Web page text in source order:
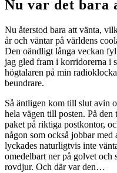
Nu var det bara
Nu återstod bara att vänta,
år och väntar på världens
Den oändligt långa veckan
jag gled fram i korridorerna i
högtalaren på min
beundrare.
Så äntligen kom till slut avin
hela vägen till posten. På den
paket på riktiga postkontor,
någon som också jobbar med
lyckades naturligtvis inte
omedelbart ner på golvet och
rovdjur. Och där var den…